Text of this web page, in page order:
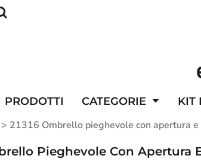
PRODOTTI CATEGORIE KIT
> 21316 Ombrello pieghevole con apertura
Pieghevole Con Apertura